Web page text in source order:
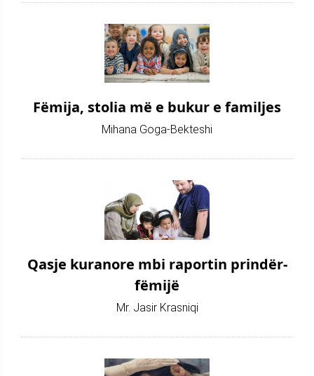
Fëmija, stolia më e bukur e familjes
Mihana Goga-Bekteshi
Qasje kuranore mbi raportin prindër-
fëmijë
Mr. Jasir Krasniqi